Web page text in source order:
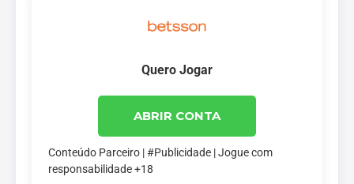
Quero Jogar
ABRIR CONTA
Conteúdo Parceiro | #Publicidade | Jogue com
responsabilidade +18